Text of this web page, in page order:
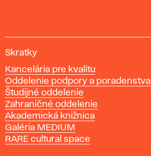
V
s
o
k
á
š
k
o
Skratky
Kancelária pre kvalitu
Oddelenie podpory a poradenstva
Študijné oddelenie
Zahraničné oddelenie
Akademická knižnica
Galéria MEDIUM
RARE cultural space